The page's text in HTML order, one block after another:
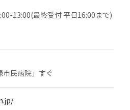
13:00(最終受付 平日16:00まで)
市民病院」すぐ